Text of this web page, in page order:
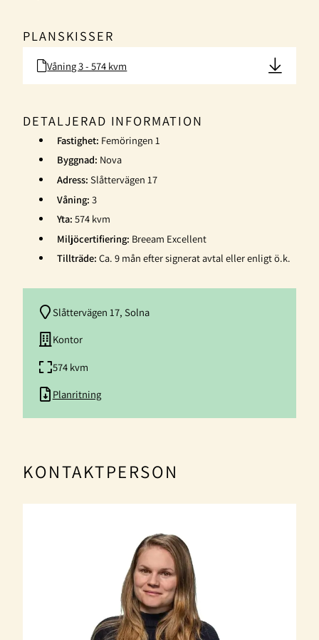
PLANSKISSER
Våning 3 - 574 kvm
DETALJERAD INFORMATION
Fastighet: Femöringen 1
Byggnad: Nova
Adress: Slåttervägen 17
Våning: 3
Yta: 574 kvm
Miljöcertifiering: Breeam Excellent
Tillträde: Ca. 9 mån efter signerat avtal eller enligt ö.k.
Slåttervägen 17, Solna
Kontor
574 kvm
Planritning
KONTAKTPERSON